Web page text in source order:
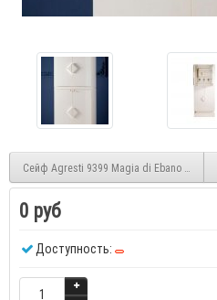
Сейф Agresti 9399 Magia di Ebano Winder
0 руб
Доступность: